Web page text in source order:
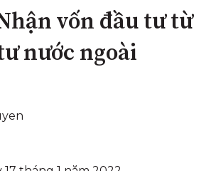
vốn đầu tư từ
nước ngoài